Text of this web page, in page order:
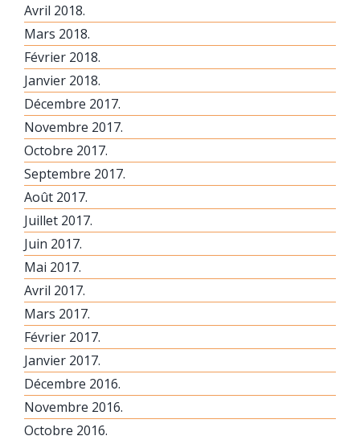
Avril 2018.
Mars 2018.
Février 2018.
Janvier 2018.
Décembre 2017.
Novembre 2017.
Octobre 2017.
Septembre 2017.
Août 2017.
Juillet 2017.
Juin 2017.
Mai 2017.
Avril 2017.
Mars 2017.
Février 2017.
Janvier 2017.
Décembre 2016.
Novembre 2016.
Octobre 2016.